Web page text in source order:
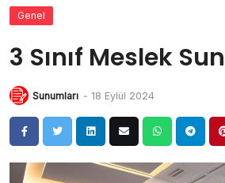
Genel
3 Sınıf Meslek
Sunumları - 18 Eylül 2024